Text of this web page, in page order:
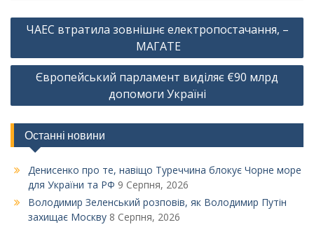
Навігація
ЧАЕС втратила зовнішнє електропостачання, –
МАГАТЕ
Європейський парламент виділяє €90 млрд
допомоги Україні
Останні новини
Денисенко про те, навіщо Туреччина блокує Чорне море
для України та РФ 9 Серпня, 2026
Володимир Зеленський розповів, як Володимир Путін
захищає Москву 8 Серпня, 2026